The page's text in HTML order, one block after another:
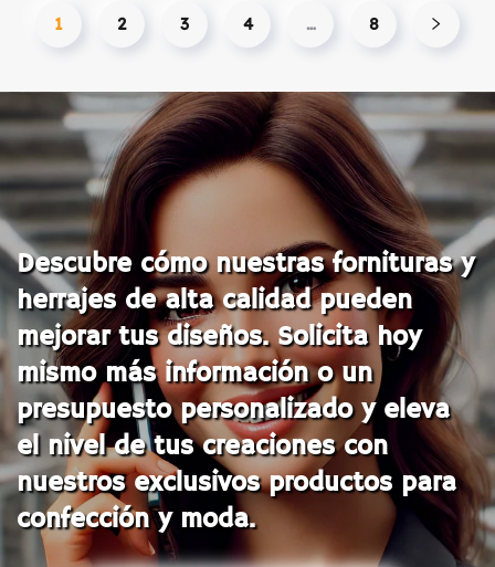
1 2 3 4 … 8
Descubre cómo nuestras fornituras y
herrajes de alta calidad pueden
mejorar tus diseños. Solicita hoy
mismo más información o un
presupuesto personalizado y eleva
el nivel de tus creaciones con
nuestros exclusivos productos para
confección y moda.